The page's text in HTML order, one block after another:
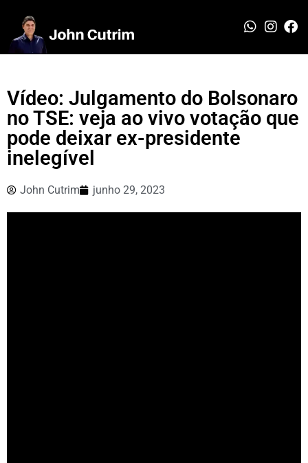
Vídeo: Julgamento do Bolsonaro
no TSE: veja ao vivo votação que
pode deixar ex-presidente
inelegível
John Cutrim junho 29, 2023